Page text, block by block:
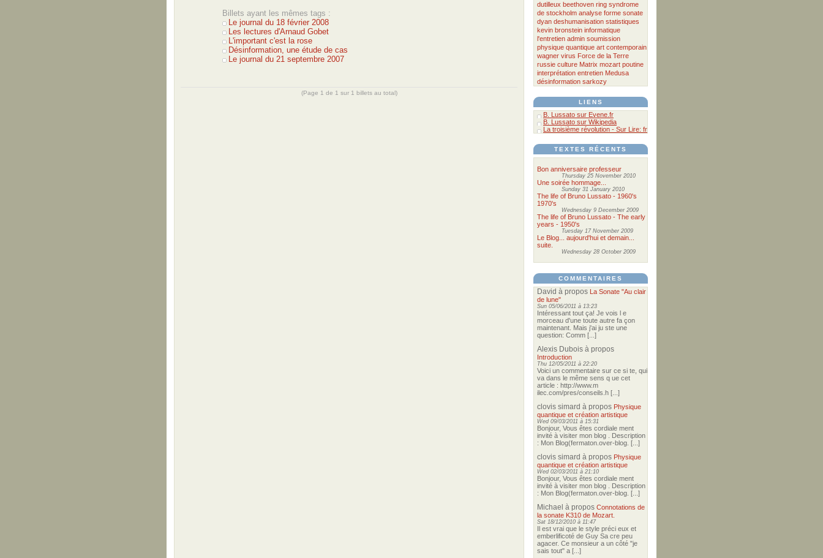
Billets ayant les mêmes tags :
Le journal du 18 février 2008
Les lectures d'Arnaud Gobet
L'important c'est la rose
Désinformation, une étude de cas
Le journal du 21 septembre 2007
(Page 1 de 1 sur 1 billets au total)
dutilleux beethoven ring syndrome
de stockholm analyse forme sonate
dyan deshumanisation statistiques
kevin bronstein informatique
l'entretien admin soumission
physique quantique art contemporain
wagner virus Force de la Terre
russie culture Matrix mozart poutine
interprétation entretien Medusa
désinformation sarkozy
LIENS
B. Lussato sur Evene.fr
B. Lussato sur Wikipedia
La troisième révolution - Sur Lire: fr
TEXTES RÉCENTS
Bon anniversaire professeur
Thursday 25 November 2010
Une soirée hommage...
Sunday 31 January 2010
The life of Bruno Lussato - 1960's
1970's
Wednesday 9 December 2009
The life of Bruno Lussato - The early
years - 1950's
Tuesday 17 November 2009
Le Blog... aujourd'hui et demain...
suite.
Wednesday 28 October 2009
COMMENTAIRES
David à propos La Sonate "Au clair
de lune"
Sun 05/06/2011 à 13:23
Intéressant tout ça! Je vois l e
morceau d'une toute autre fa çon
maintenant. Mais j'ai ju ste une
question: Comm [...]
Alexis Dubois à propos
Introduction
Thu 12/05/2011 à 22:20
Voici un commentaire sur ce si te, qui
va dans le même sens q ue cet
article : http://www.m
ilec.com/pres/conseils.h [...]
clovis simard à propos Physique
quantique et création artistique
Wed 09/03/2011 à 15:31
Bonjour, Vous êtes cordiale ment
invité à visiter mon blog . Description
: Mon Blog(fermaton.over-blog. [...]
clovis simard à propos Physique
quantique et création artistique
Wed 02/03/2011 à 21:10
Bonjour, Vous êtes cordiale ment
invité à visiter mon blog . Description
: Mon Blog(fermaton.over-blog. [...]
Michael à propos Connotations de
la sonate K310 de Mozart.
Sat 18/12/2010 à 11:47
Il est vrai que le style préci eux et
emberlificoté de Guy Sa cre peu
agacer. Ce monsieur a un côté "je
sais tout" a [...]